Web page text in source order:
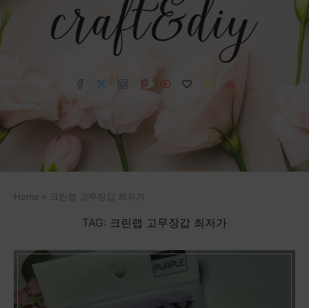
Home » 크린랩 고무장갑 최저가
TAG: 크린랩 고무장갑 최저가